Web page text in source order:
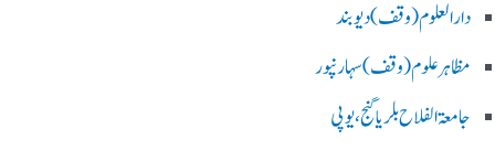
دارالعلوم (وقف)دیوبند
مظاہرعلوم (وقف)سہارنپور
جامعۃ الفلاح بلریاگنج،یوپی